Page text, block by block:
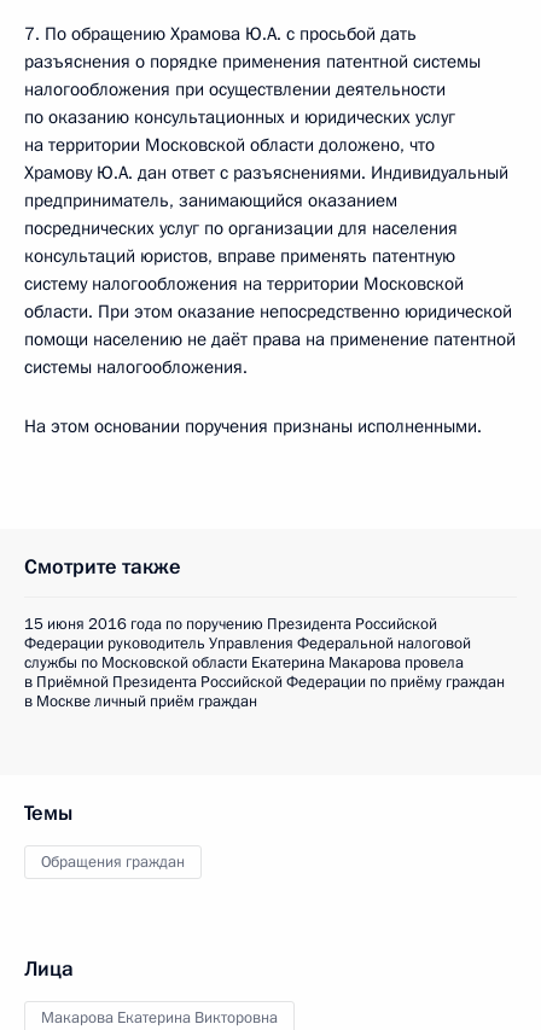
7. По обращению Храмова Ю.А. с просьбой дать
разъяснения о порядке применения патентной системы
налогообложения при осуществлении деятельности
по оказанию консультационных и юридических услуг
на территории Московской области доложено, что
Храмову Ю.А. дан ответ с разъяснениями. Индивидуальный
предприниматель, занимающийся оказанием
посреднических услуг по организации для населения
консультаций юристов, вправе применять патентную
систему налогообложения на территории Московской
области. При этом оказание непосредственно юридической
помощи населению не даёт права на применение патентной
системы налогообложения.
На этом основании поручения признаны исполненными.
Смотрите также
15 июня 2016 года по поручению Президента Российской
Федерации руководитель Управления Федеральной налоговой
службы по Московской области Екатерина Макарова провела
в Приёмной Президента Российской Федерации по приёму граждан
в Москве личный приём граждан
Темы
Обращения граждан
Лица
Макарова Екатерина Викторовна